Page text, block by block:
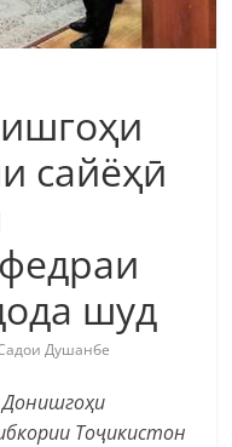
сайёҳӣ
шуд
Душанбе
Донишгоҳи
Тоҷикистон